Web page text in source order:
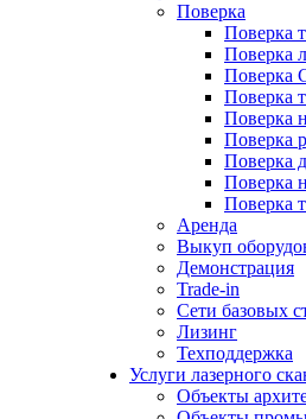
Поверка
Поверка
Поверка
Поверка
Поверка
Поверка
Поверка
Поверка
Поверка
Поверка
Аренда
Выкуп
Демонстрация
Trade-in
Сети базовых
Лизинг
Техподдержка
Услуги лазерного
Объекты